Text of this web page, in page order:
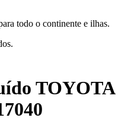
todo o continente e ilhas.
TOYOTA